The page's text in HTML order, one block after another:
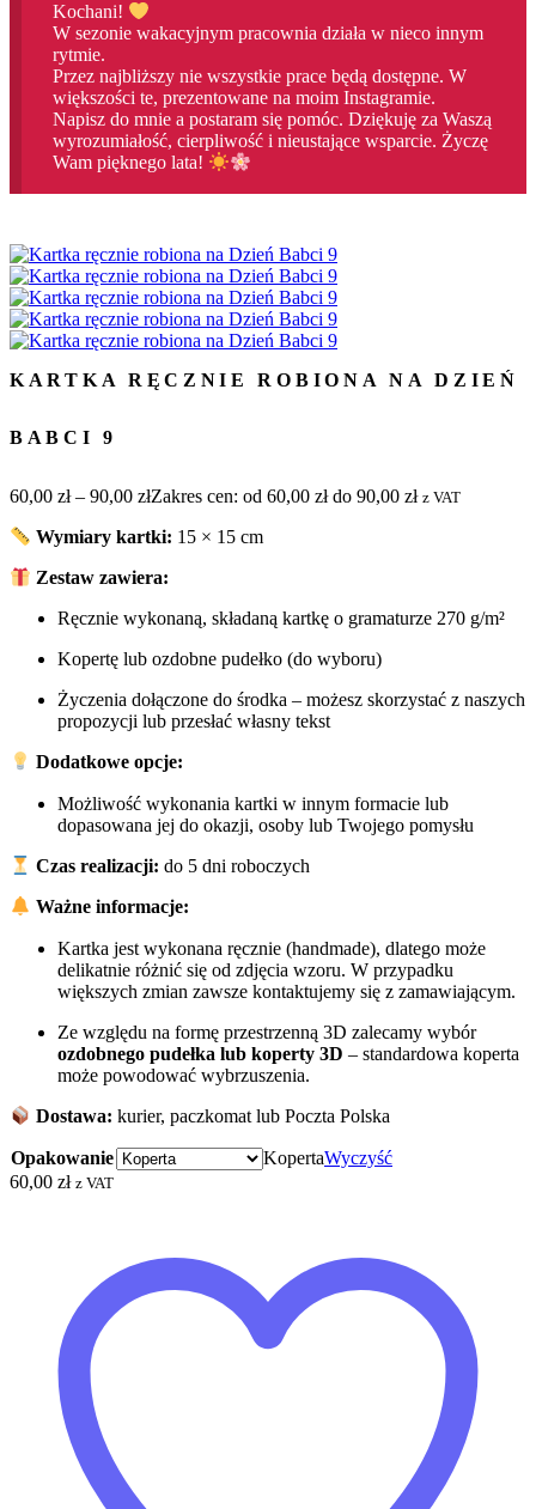
Kochani!
W sezonie wakacyjnym pracownia działa w nieco innym
rytmie.
Przez najbliższy nie wszystkie prace będą dostępne. W
większości te, prezentowane na moim Instagramie.
Napisz do mnie a postaram się pomóc. Dziękuję za Waszą
wyrozumiałość, cierpliwość i nieustające wsparcie. Życzę
Wam pięknego lata!
KARTKA RĘCZNIE ROBIONA NA DZIEŃ
BABCI 9
60,00 zł – 90,00 złZakres cen: od 60,00 zł do 90,00 zł z VAT
Wymiary kartki: 15 × 15 cm
Zestaw zawiera:
Ręcznie wykonaną, składaną kartkę o gramaturze 270 g/m²
Kopertę lub ozdobne pudełko (do wyboru)
Życzenia dołączone do środka – możesz skorzystać z naszych
propozycji lub przesłać własny tekst
Dodatkowe opcje:
Możliwość wykonania kartki w innym formacie lub
dopasowana jej do okazji, osoby lub Twojego pomysłu
Czas realizacji: do 5 dni roboczych
Ważne informacje:
Kartka jest wykonana ręcznie (handmade), dlatego może
delikatnie różnić się od zdjęcia wzoru. W przypadku
większych zmian zawsze kontaktujemy się z zamawiającym.
Ze względu na formę przestrzenną 3D zalecamy wybór
ozdobnego pudełka lub koperty 3D – standardowa koperta
może powodować wybrzuszenia.
Dostawa: kurier, paczkomat lub Poczta Polska
Opakowanie KopertaWyczyść
60,00 zł z VAT